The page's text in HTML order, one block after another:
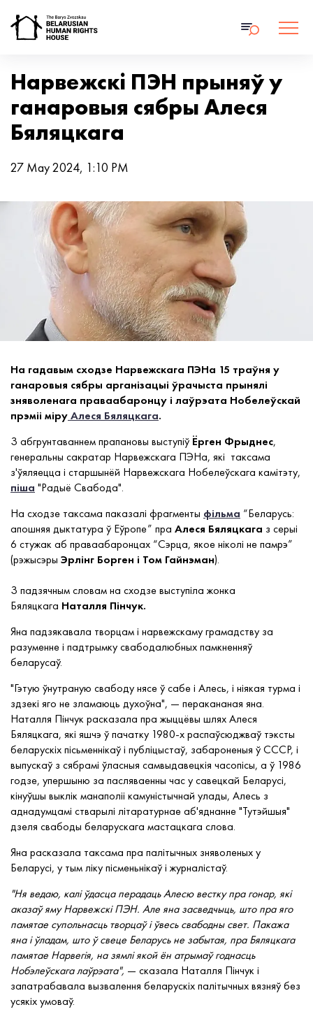
Нарвежскі ПЭН прыняў у
ганаровыя сябры Алеся
Бяляцкага
27 May 2024, 1:10 PM
На гадавым сходзе Нарвежскага ПЭНа 15 траўня у
ганаровыя сябры арганізацыі ўрачыста прынялі
зняволенага праваабаронцу і лаўрэата Нобелеўскай
прэміі міруАлеся Бяляцкага.
З абгрунтаваннем прапановы выступіў Ёрген Фрыднес,
генеральны сакратар Нарвежскага ПЭНа, які таксама
з'ўяляецца і старшынёй Нарвежскага Нобелеўскага камітэту,
піша "Радыё Свабода".
На сходзе таксама паказалі фрагменты фільма “Беларусь:
апошняя дыктатура ў Еўропе” пра Алеся Бяляцкага з серыі
6 стужак аб праваабаронцах “Сэрца, якое ніколі не памрэ”
(рэжысэры Эрлінг Борген і Том Гайнэман).
З падзячным словам на сходзе выступіла жонка
Бяляцкага Наталля Пінчук.
Яна падзякавала творцам і нарвежскаму грамадству за
разуменне і падтрымку свабодалюбных памкненняў
беларусаў.
"Гэтую ўнутраную свабоду нясе ў сабе і Алесь, і ніякая турма і
здзекі яго не зламаюць духоўна", — перакананая яна.
Наталля Пінчук расказала пра жыццёвы шлях Алеся
Бяляцкага, які яшчэ ў пачатку 1980-х распаўсюджваў тэксты
беларускіх пісьменнікаў і публіцыстаў, забароненыя ў СССР, і
выпускаў з сябрамі ўласныя самвыдавецкія часопісы, а ў 1986
годзе, упершыню за пасляваенны час у савецкай Беларусі,
кінуўшы выклік манаполіі камуністычнай улады, Алесь з
аднадумцамі стварылі літаратурнае аб'яднанне "Тутэйшыя"
дзеля свабоды беларускага мастацкага слова.
Яна расказала таксама пра палітычных зняволеных у
Беларусі, у тым ліку пісменьнікаў і журналістаў.
"Ня ведаю, калі ўдасца перадаць Алесю вестку пра гонар, які
аказаў яму Нарвежскі ПЭН. Але яна засведчыць, што пра яго
памятае супольнасць творцаў і ўвесь свабодны свет. Пакажа
яна і ўладам, што ў свеце Беларусь не забытая, пра Бяляцкага
памятае Нарвегія, на зямлі якой ён атрымаў годнасць
Нобэлеўскага лаўрэата", — сказала Наталля Пінчук і
запатрабавала вызвалення беларускіх палітычных вязняў без
усякіх умоваў.